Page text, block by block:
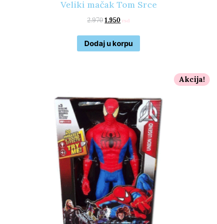
Veliki mačak Tom Srce
2.9701.950 rsd
Dodaj u korpu
Akcija!